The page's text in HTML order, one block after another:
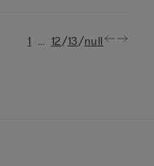
1 ... 12/13/null